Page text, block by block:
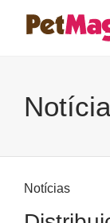
Notícias